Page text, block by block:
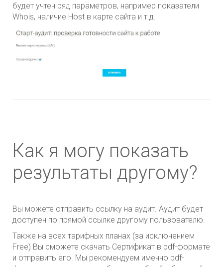
будет учтен ряд параметров, например показатели
Whois, наличие Host в карте сайта и т.д.
Как я могу показать
результаты другому?
Вы можете отправить ссылку на аудит. Аудит будет
доступен по прямой ссылке другому пользователю.
Также на всех тарифных планах (за исключением
Free) Вы сможете скачать Сертификат в pdf-формате
и отправить его. Мы рекомендуем именно pdf-